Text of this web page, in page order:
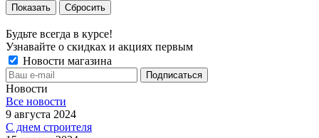
Сбросить
Будьте всегда в курсе!
Узнавайте о скидках и акциях первым
Новости магазина
Новости
Все новости
9 августа 2024
С днем строителя